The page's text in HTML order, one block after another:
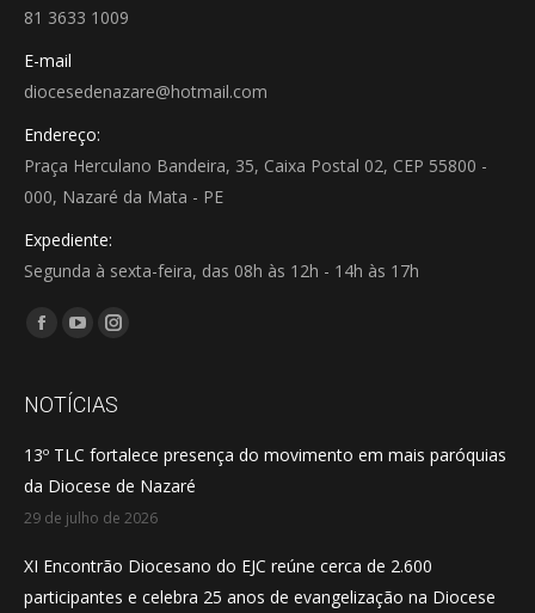
81 3633 1009
E-mail
diocesedenazare@hotmail.com
Endereço:
Praça Herculano Bandeira, 35, Caixa Postal 02, CEP 55800 -
000, Nazaré da Mata - PE
Expediente:
Segunda à sexta-feira, das 08h às 12h - 14h às 17h
Encontre-nos em:
Facebook
opens
new
window
YouTube
opens
new
window
Instagram
opens
new
window
NOTÍCIAS
13º TLC fortalece presença do movimento em mais paróquias
da Diocese de Nazaré
29 de julho de 2026
XI Encontrão Diocesano do EJC reúne cerca de 2.600
participantes e celebra 25 anos de evangelização na Diocese